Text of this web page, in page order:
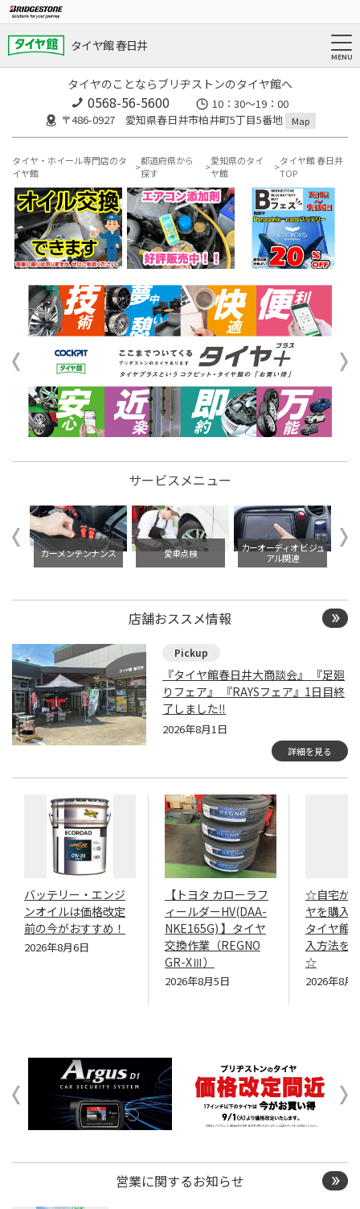
タイヤ館 春日井
タイヤのことならブリヂストンのタイヤ館へ
0568-56-5600
10：30～19：00
〒486-0927 愛知県春日井市柏井町5丁目5番地
Map
タイヤ・ホイール専門店のタ
イヤ館
都道府県から
探す
愛知県のタイ
ヤ館
タイヤ館 春日井
TOP
サービスメニュー
交 カーメンテンナンス 愛車点検
カーオーディオ ビジュ
アル関連
店舗おススメ情報
『タイヤ館春日井大商談会』 『足廻
りフェア』 『RAYSフェア』1日目終
了しました‼
2026年8月1日
詳細を見る
バッテリー・エンジ
ンオイルは価格改定
前の今がおすすめ！
2026年8月6日
【トヨタ カローラフ
ィールダーHV(DAA-
NKE165G) 】タイヤ
交換作業（REGNO
GR-XⅢ）
2026年8月5日
☆自宅か
ヤを購入
タイヤ館
入方法を
☆
2026年8月
営業に関するお知らせ